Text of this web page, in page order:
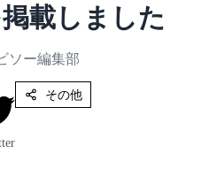
載しました
ソー編集部
その他